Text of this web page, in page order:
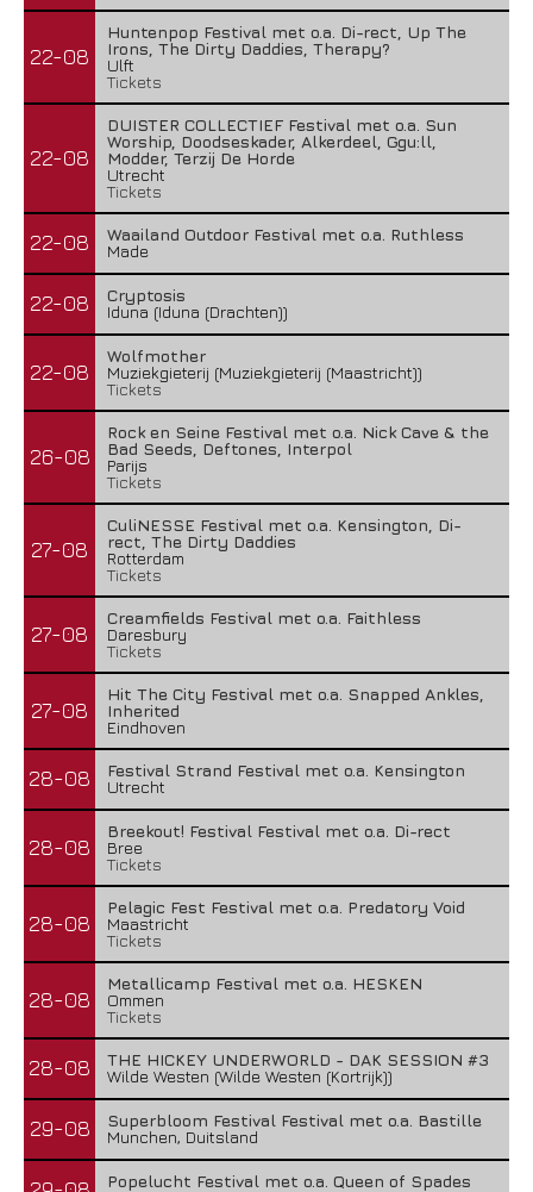
22-08
Huntenpop Festival met o.a. Di-rect, Up The
Irons, The Dirty Daddies, Therapy?
Ulft
Tickets
22-08
DUISTER COLLECTIEF Festival met o.a. Sun
Worship, Doodseskader, Alkerdeel, Ggu:ll,
Modder, Terzij De Horde
Utrecht
Tickets
22-08
Waailand Outdoor Festival met o.a. Ruthless
Made
22-08
Cryptosis
Iduna (Iduna (Drachten))
22-08
Wolfmother
Muziekgieterij (Muziekgieterij (Maastricht))
Tickets
26-08
Rock en Seine Festival met o.a. Nick Cave & the
Bad Seeds, Deftones, Interpol
Parijs
Tickets
27-08
CuliNESSE Festival met o.a. Kensington, Di-
rect, The Dirty Daddies
Rotterdam
Tickets
27-08
Creamfields Festival met o.a. Faithless
Daresbury
Tickets
27-08
Hit The City Festival met o.a. Snapped Ankles,
Inherited
Eindhoven
28-08
Festival Strand Festival met o.a. Kensington
Utrecht
28-08
Breekout! Festival Festival met o.a. Di-rect
Bree
Tickets
28-08
Pelagic Fest Festival met o.a. Predatory Void
Maastricht
Tickets
28-08
Metallicamp Festival met o.a. HESKEN
Ommen
Tickets
28-08
THE HICKEY UNDERWORLD - DAK SESSION #3
Wilde Westen (Wilde Westen (Kortrijk))
29-08
Superbloom Festival Festival met o.a. Bastille
Munchen, Duitsland
Popelucht Festival met o.a. Queen of Spades